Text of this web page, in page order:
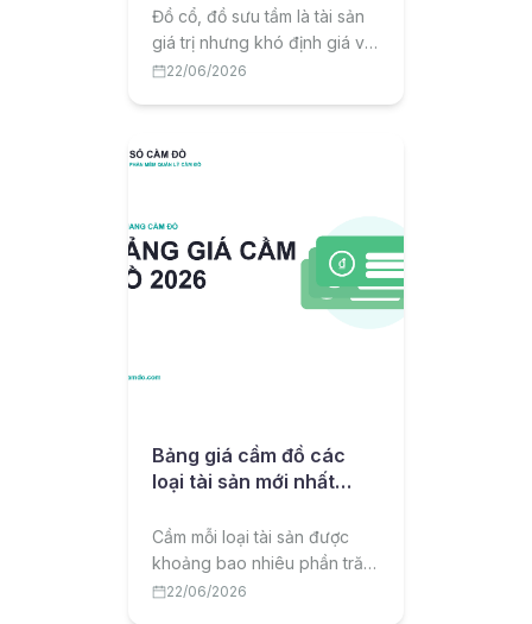
Đồ cổ, đồ sưu tầm là tài sản
giá trị nhưng khó định giá và
tiềm ẩn rủi ro thật giả. Bài viết
đồ cổ, đồ sưu tầm.
22/06/2026
Bảng giá cầm đồ các
loại tài sản mới nhất
Cầm mỗi loại tài sản được
khoảng bao nhiêu phần trăm
giá trị? Bài viết tổng hợp
22/06/2026